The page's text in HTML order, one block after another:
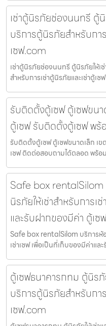
เช่าตู้นิรภัยช่องนนทรี ตู้นิ
บริการตู้นิรภัยสำหรับกา
เซฟ.com
เช่าตู้นิรภัยช่องนนทรี ตู้นิรภัยให้เ
สำหรับการเช่าตู้นิรภัยและเช่าตู้เซ
รับติดตั้งตู้เซฟ ตู้เซฟขน
ตู้เซฟ รับติดตั้งตู้เซฟ พ
รับติดตั้งตู้เซฟ ตู้เซฟขนาดเล็ก เ
เซฟ ติดต่อสอบถามได้ตลอด พร้อ
Safe box
นิรภัยให้เช่าสำหรับการเ
และรับฝากของมีค่า ตู้เซ
Safe box rentalSilom บริการห้
เช่าเซฟ เพื่อเป็นที่เก็บของมีค่าแล
ตู้เซฟธนาคารกทม ตู้นิรภั
บริการตู้นิรภัยสำหรับกา
เซฟ.com